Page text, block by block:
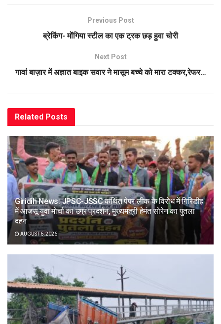
Previous Post
ब्रेकिंग- मोंगिया स्टील का एक ट्रक छड़ हुवा चोरी
Next Post
गावां बाज़ार में अज्ञात बाइक सवार ने मासूम बच्चे को मारा टक्कर,रेफर…
Related Posts
Giridih News: JPSC-JSSC कथित पेपर लीक के विरोध में गिरिडीह
में आजसू युवा मोर्चा का उग्र प्रदर्शन, मुख्यमंत्री हेमंत सोरेन का पुतला
दहन
AUGUST 6, 2026